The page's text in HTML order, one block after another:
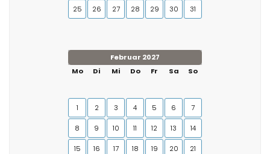
25 26 27 28 29 30 31
Februar 2027
Mo
Di Mi Do Fr Sa So
1 2 3 4 5 6 7
8 9 10 11 12 13 14
15 16 17 18 19 20 21